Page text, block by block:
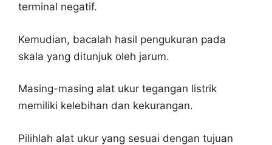
terminal negatif.
Kemudian, bacalah hasil pengukuran pada
skala yang ditunjuk oleh jarum.
Masing-masing alat ukur tegangan listrik
memiliki kelebihan dan kekurangan.
Pilihlah alat ukur yang sesuai dengan tujuan